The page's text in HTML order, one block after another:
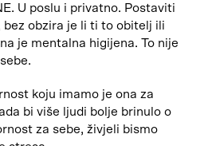
U poslu i privatno. Postaviti
obzira je li ti to obitelj ili
je mentalna higijena. To nije
koju imamo je ona za
bi više ljudi bolje brinulo o
za sebe, živjeli bismo